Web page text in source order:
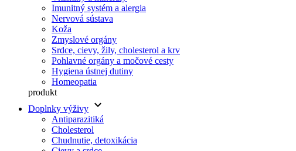
Imunitný systém a alergia
Nervová sústava
Koža
Zmyslové orgány
Srdce, cievy, žily, cholesterol a krv
Pohlavné orgány a močové cesty
Hygiena ústnej dutiny
Homeopatia
produkt
Doplnky výživy keyboard_arrow_down
Antiparazitiká
Cholesterol
Chudnutie, detoxikácia